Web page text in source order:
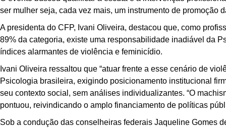
ser mulher seja, cada vez mais, um instrumento de promoção
A presidenta do CFP, Ivani Oliveira, destacou que, como
89% da categoria, existe uma responsabilidade inadiável da
índices alarmantes de violência e feminicídio.
Ivani Oliveira ressaltou que “atuar frente a esse cenário de
Psicologia brasileira, exigindo posicionamento institucional
seu contexto social, sem análises individualizantes. “O
pontuou, reivindicando o amplo financiamento de políticas
Sob a condução das conselheiras federais Jaqueline Gomes